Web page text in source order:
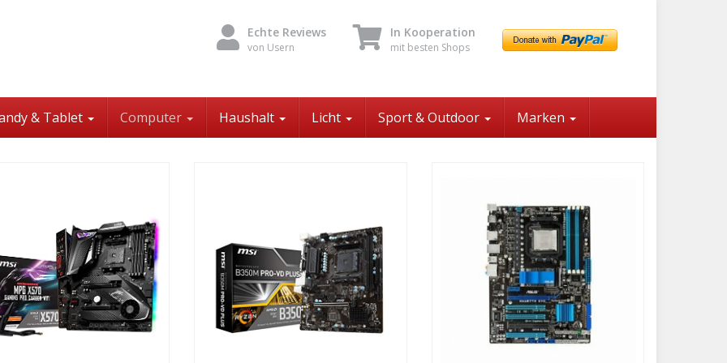
Echte Reviews
von Usern
In Kooperation
mit besten Shops
& Tablet Computer Haushalt Licht Sport & Outdoor Marken